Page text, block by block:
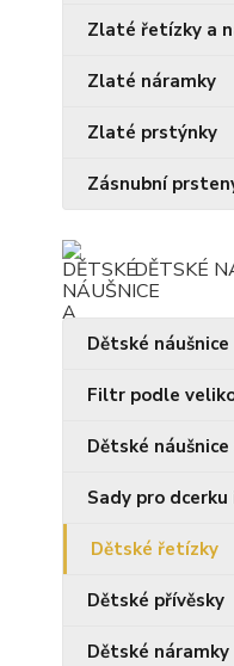
Zlaté řetízky a
Zlaté náramky
Zlaté prstýnky
Zásnubní
DĚTSKÉ
Dětské náušnice
Filtr podle
Dětské náušnice
Sady pro
Dětské řetízky
Dětské přívěsky
Dětské náramky